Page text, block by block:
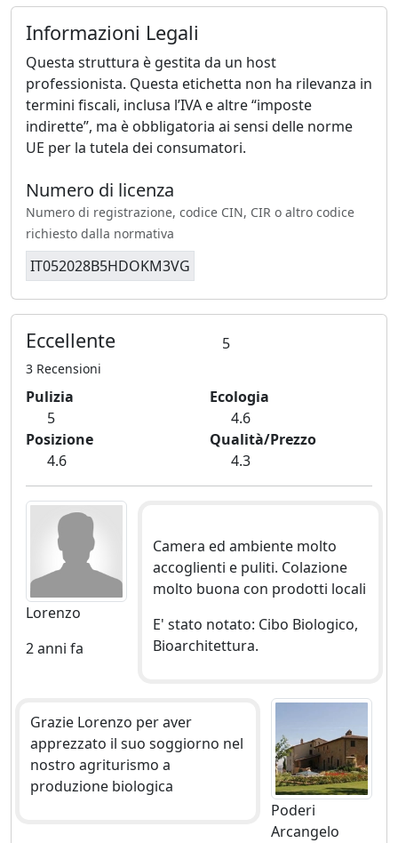
Informazioni Legali
Questa struttura è gestita da un host
professionista. Questa etichetta non ha rilevanza in
termini fiscali, inclusa l’IVA e altre “imposte
indirette”, ma è obbligatoria ai sensi delle norme
UE per la tutela dei consumatori.
Numero di licenza
Numero di registrazione, codice CIN, CIR o altro codice
richiesto dalla normativa
IT052028B5HDOKM3VG
Eccellente 5
3 Recensioni
Pulizia
5
Ecologia
4.6
Posizione
4.6
Qualità/Prezzo
4.3
Lorenzo
2 anni fa
Camera ed ambiente molto
accoglienti e puliti. Colazione
molto buona con prodotti locali
E' stato notato: Cibo Biologico,
Bioarchitettura.
Grazie Lorenzo per aver
apprezzato il suo soggiorno nel
nostro agriturismo a
produzione biologica
Poderi
Arcangelo